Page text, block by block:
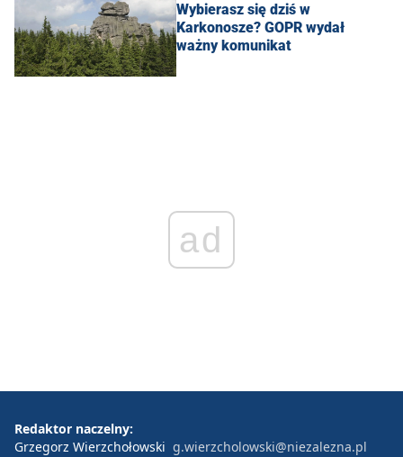
Wybierasz się dziś w
Karkonosze? GOPR wydał
ważny komunikat
ad
Redaktor naczelny:
Grzegorz Wierzchołowski g.wierzcholowski@niezalezna.pl